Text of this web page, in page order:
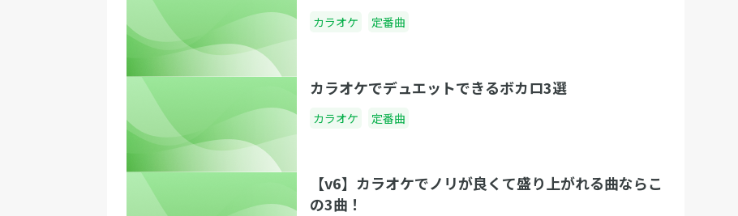
カラオケ 定番曲
カラオケでデュエットできるボカロ3選
カラオケ 定番曲
【v6】カラオケでノリが良くて盛り上がれる曲ならこ
の3曲！